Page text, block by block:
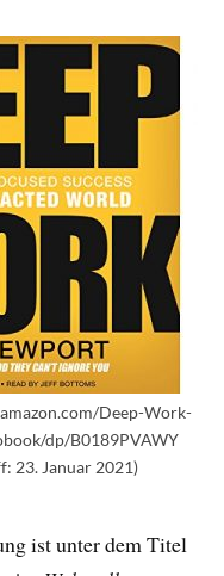
Deep-Work-
dp/B0189PVAWY
23. Januar 2021)
ist unter dem Titel